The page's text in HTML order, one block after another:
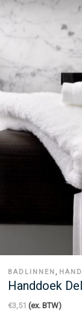
BADLINNEN ,
Handdoek
€3,51 (ex. BTW)